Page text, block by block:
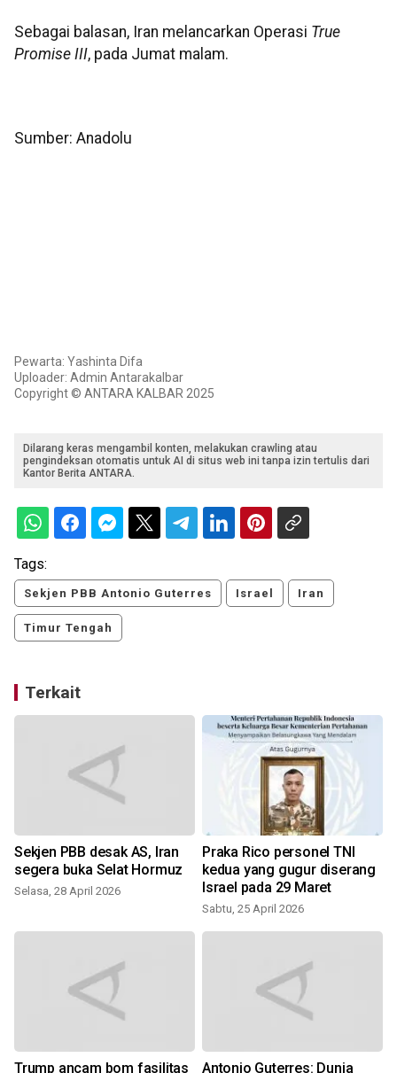
Sebagai balasan, Iran melancarkan Operasi True
Promise III, pada Jumat malam.
Sumber: Anadolu
Pewarta: Yashinta Difa
Uploader: Admin Antarakalbar
Copyright © ANTARA KALBAR 2025
Dilarang keras mengambil konten, melakukan crawling atau
pengindeksan otomatis untuk AI di situs web ini tanpa izin tertulis dari
Kantor Berita ANTARA.
Tags:
Sekjen PBB Antonio Guterres Israel Iran
Timur Tengah
Terkait
Sekjen PBB desak AS, Iran
segera buka Selat Hormuz
Selasa, 28 April 2026
Praka Rico personel TNI
kedua yang gugur diserang
Israel pada 29 Maret
Sabtu, 25 April 2026
Trump ancam bom fasilitas Antonio Guterres: Dunia